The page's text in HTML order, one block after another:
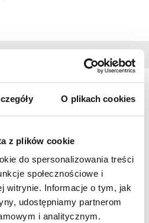
O plikach cookies
z plików cookie
do spersonalizowania treści
społecznościowe i
witrynie. Informacje o tym, jak
udostępniamy partnerom
i analitycznym.
przy promocji
Dopasuj odpowiedą
formy reklamy.
450 cm